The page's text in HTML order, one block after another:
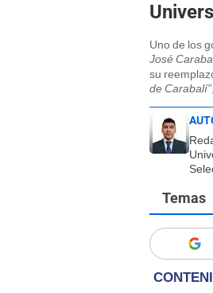
Uno de los
José
su
de Carabalí”